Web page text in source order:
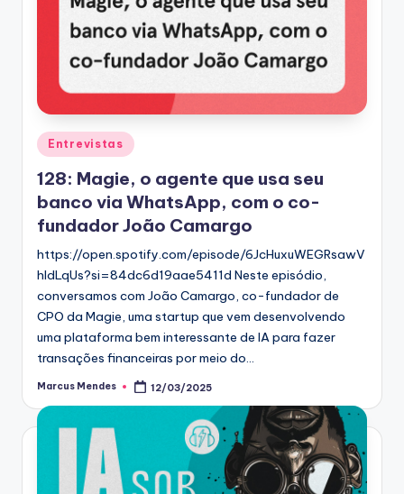
Posted
in
Entrevistas
128: Magie, o agente que usa seu
banco via WhatsApp, com o co-
fundador João Camargo
https://open.spotify.com/episode/6JcHuxuWEGRsawV
hldLqUs?si=84dc6d19aae5411d Neste episódio,
conversamos com João Camargo, co-fundador de
CPO da Magie, uma startup que vem desenvolvendo
uma plataforma bem interessante de IA para fazer
transações financeiras por meio do…
Posted
Marcus Mendes 12/03/2025